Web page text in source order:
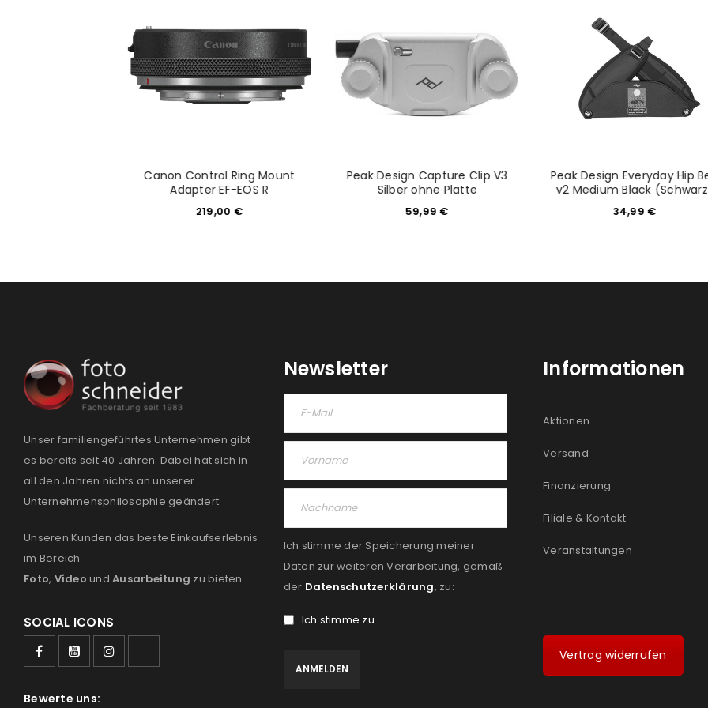
Angemeldet bleiben
ANMELDEN
PASSWORT VERGESSEN?
Please select all the ways
Ich stimme zu
Ja, ich möchte ein
Datenschutzerklärung
Canon Control Ring Mount
Adapter EF-EOS R
219,00 €
Peak Design Capture Clip V3
Silber ohne Platte
59,99€
Peak Design Everyday Hip
v2 Medium Black
34,99€
Unser familiengeführtes Unternehmen gibt
es bereits seit 40 Jahren. Dabei hat sich in
all den Jahren nichts an unserer
Unternehmensphilosophie geändert:
Unseren Kunden das beste Einkaufserlebnis
im Bereich
Foto, Video und Ausarbeitung zu bieten.
SOCIAL ICONS
Bewerte uns:
Newsletter
Ich stimme der Speicherung meiner
Daten zur weiteren Verarbeitung, gemäß
der Datenschutzerklärung, zu:
Ich stimme zu
Informationen
Aktionen
Versand
Finanzierung
Filiale & Kontakt
Veranstaltungen
Vertrag widerrufen